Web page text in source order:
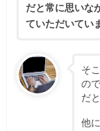
だと常に思いな
ていただいてい
そ
の
だ
他